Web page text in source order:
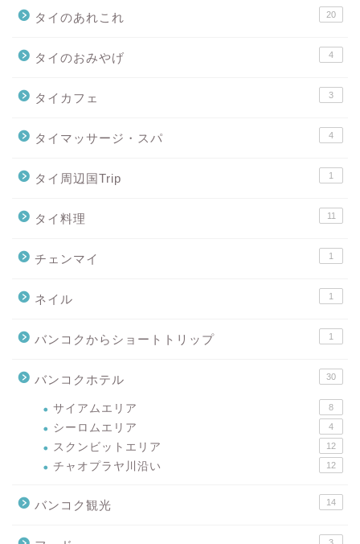
タイのあれこれ 20
タイのおみやげ 4
タイカフェ 3
タイマッサージ・スパ 4
タイ周辺国Trip 1
タイ料理 11
チェンマイ 1
ネイル 1
バンコクからショートトリップ 1
バンコクホテル 30
サイアムエリア 8
シーロムエリア 4
スクンビットエリア 12
チャオプラヤ川沿い 12
バンコク観光 14